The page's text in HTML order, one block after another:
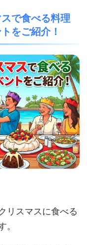
で食べる料理
をご紹介！
リスマスに食べる
。